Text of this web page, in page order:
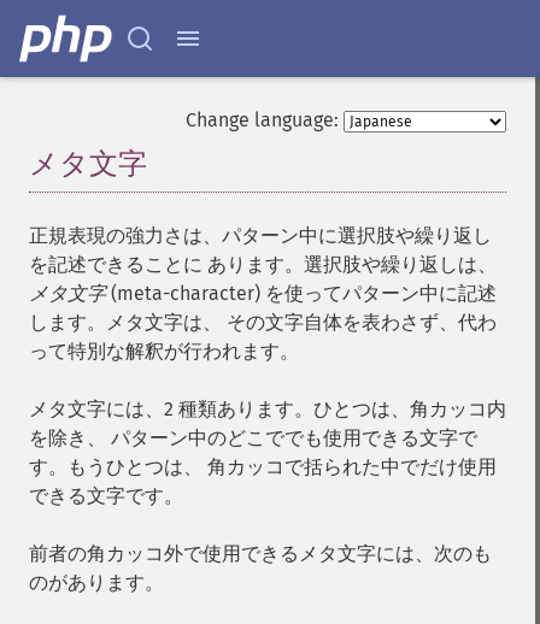
Change language:
メタ文字
正規表現の強力さは、パターン中に選択肢や繰り返し
を記述できることに あります。選択肢や繰り返しは、
メタ文字(meta-character) を使ってパターン中に記述
します。メタ文字は、 その文字自体を表わさず、代わ
って特別な解釈が行われます。
メタ文字には、2 種類あります。ひとつは、角カッコ内
を除き、 パターン中のどこででも使用できる文字で
す。もうひとつは、 角カッコで括られた中でだけ使用
できる文字です。
前者の角カッコ外で使用できるメタ文字には、次のも
のがあります。